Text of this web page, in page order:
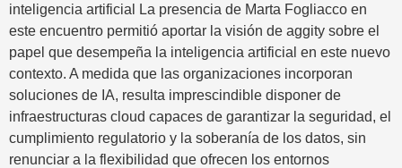
inteligencia artificial La presencia de Marta Fogliacco en
este encuentro permitió aportar la visión de aggity sobre el
papel que desempeña la inteligencia artificial en este nuevo
contexto. A medida que las organizaciones incorporan
soluciones de IA, resulta imprescindible disponer de
infraestructuras cloud capaces de garantizar la seguridad, el
cumplimiento regulatorio y la soberanía de los datos, sin
renunciar a la flexibilidad que ofrecen los entornos